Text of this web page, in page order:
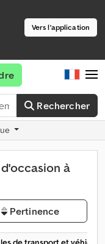
Vers l'application
Rechercher
à
Pertinence